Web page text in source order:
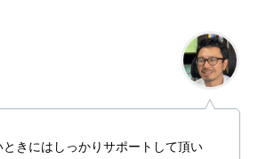
きにはしっかりサポートして頂い